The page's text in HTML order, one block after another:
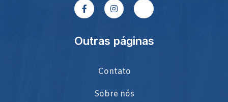
Outras páginas
Contato
Sobre nós